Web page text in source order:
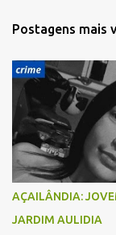
r
Postagens mais
AÇAILÂNDIA:
JARDIM AULIDIA